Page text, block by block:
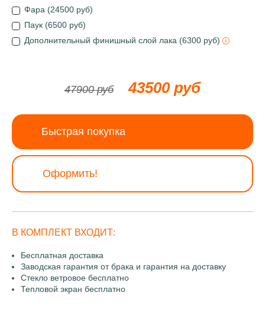
Фара (24500 руб)
Паук (6500 руб)
Дополнительный финишный слой лака (6300 руб)
47900 руб 43500 руб
Быстрая покупка
Оформить!
В КОМПЛЕКТ ВХОДИТ:
Бесплатная доставка
Заводская гарантия от брака и гарантия на доставку
Стекло ветровое бесплатно
Тепловой экран бесплатно